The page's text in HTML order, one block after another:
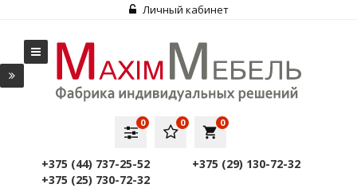
Личный кабинет
local_grocery_store
0
0
0
+375 (44) 737-25-52
+375 (29) 130-72-32
+375 (25) 730-72-32